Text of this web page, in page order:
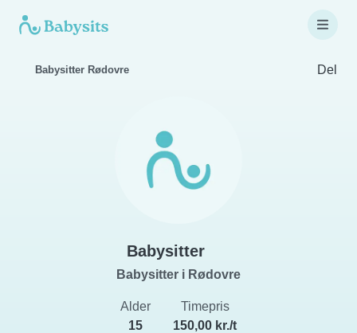
Babysitter Rødovre Del
Babysitter
Babysitter i Rødovre
Alder
15
Timepris
150,00 kr./t